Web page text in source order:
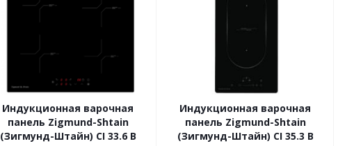
Индукционная варочная
панель Zigmund-Shtain
(Зигмунд-Штайн) CI 33.6 B
Индукционная варочная
панель Zigmund-Shtain
(Зигмунд-Штайн) CI 35.3 B